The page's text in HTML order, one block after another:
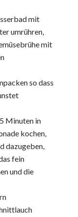
mit
umrühren,
mit
so dass
Minuten in
kochen,
dazugeben,
fein
und die